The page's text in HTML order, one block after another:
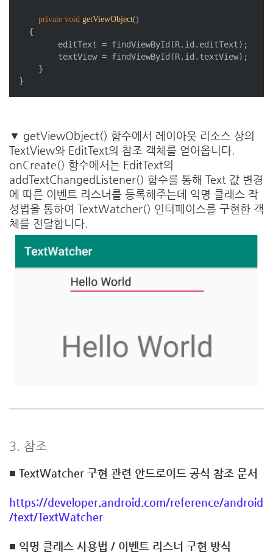
private void getViewObject()
{
        editText = findViewById(R.id.editText);
        textView = findViewById(R.id.textView);
    }
}
▼ getViewObject() 함수에서 레이아웃 리소스 상의
TextView와 EditText의 참조 객체를 얻어옵니다.
onCreate() 함수에서는 EditText의
addTextChangedListener() 함수를 통해 Text 값 변경
에 따른 이벤트 리스너를 등록해주는데 익명 클래스 작
성법을 통하여 TextWatcher() 인터페이스를 구현한 객
체를 전달합니다.
3. 참조
■ TextWatcher 구현 관련 안드로이드 공식 참조 문서
https://developer.android.com/reference/android
/text/TextWatcher
■ 익명 클래스 사용법 / 이벤트 리스너 구현 방식